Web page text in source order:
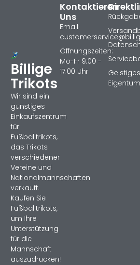
Billige
Trikots
Wir sind ein
günstiges
Einkaufszentrum
für
Fußballtrikots,
das Trikots
verschiedener
Vereine und
Nationalmannschaften
verkauft.
Kaufen Sie
Fußballtrikots,
um Ihre
Unterstützung
für die
Mannschaft
auszudrücken!
Geistiges
Eigentum
Kontaktieren
Uns
Email:
Öffnungszeiten:
Mo-Fr 9:00 -
17:00 Uhr